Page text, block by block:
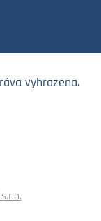
vyhrazena.